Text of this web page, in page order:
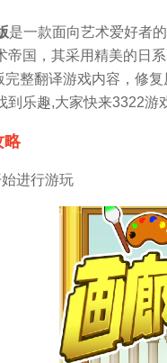
是一款面向艺术爱好者
帝国，其采用精美的日
整翻译游戏内容，修
乐趣,大家快来3322游
略
进行游玩